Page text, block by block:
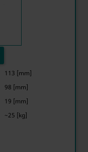
113 [mm]
98 [mm]
19 [mm]
~25 [kg]